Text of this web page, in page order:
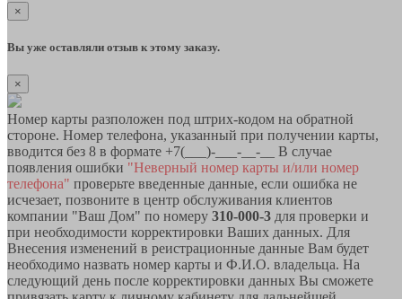
×
Вы уже оставляли отзыв к этому заказу.
×
Номер карты разположен под штрих-кодом на обратной
стороне. Номер телефона, указанный при получении карты,
вводится без 8 в формате +7(___)-___-__-__ В случае
появления ошибки "Неверный номер карты и/или номер
телефона" проверьте введенные данные, если ошибка не
исчезает, позвоните в центр обслуживания клиентов
компании "Ваш Дом" по номеру 310-000-3 для проверки и
при необходимости корректировки Ваших данных. Для
Внесения изменений в реистрационные данные Вам будет
необходимо назвать номер карты и Ф.И.О. владельца. На
следующий день после корректировки данных Вы сможете